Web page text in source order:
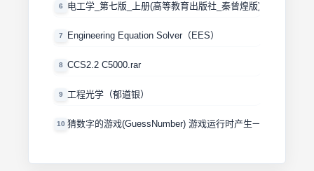
6 电工学_第七版_上册(高等教育出版社_秦曾煌版)
7 Engineering Equation Solver（EES）
8 CCS2.2 C5000.rar
9 工程光学（郁道银）
10 猜数字的游戏(GuessNumber) 游戏运行时产生一个0－1000